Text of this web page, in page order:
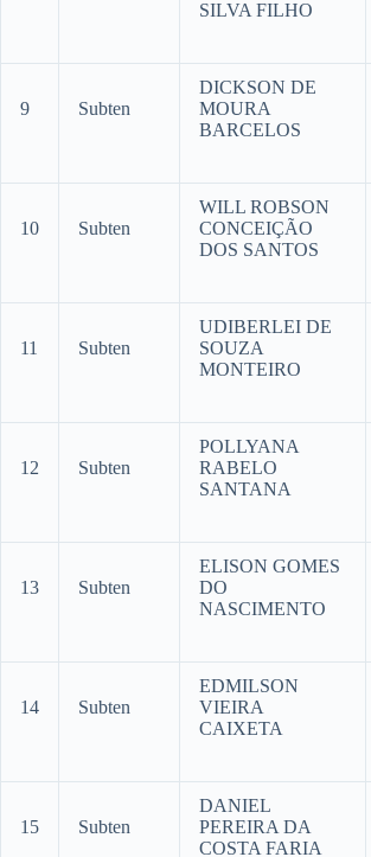
SILVA FILHO
9 Subten
DICKSON DE
MOURA
BARCELOS
10 Subten
WILL ROBSON
CONCEIÇÃO
DOS SANTOS
11 Subten
UDIBERLEI DE
SOUZA
MONTEIRO
12 Subten
POLLYANA
RABELO
SANTANA
13 Subten
ELISON GOMES
DO
NASCIMENTO
14 Subten
EDMILSON
VIEIRA
CAIXETA
15 Subten
DANIEL
PEREIRA DA
COSTA FARIA